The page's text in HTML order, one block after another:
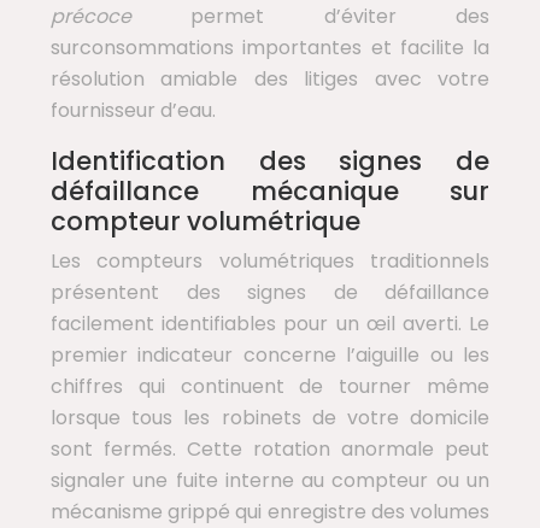
précoce permet d’éviter des
surconsommations importantes et facilite la
résolution amiable des litiges avec votre
fournisseur d’eau.
Identification des signes de
défaillance mécanique sur
compteur volumétrique
Les compteurs volumétriques traditionnels
présentent des signes de défaillance
facilement identifiables pour un œil averti. Le
premier indicateur concerne l’aiguille ou les
chiffres qui continuent de tourner même
lorsque tous les robinets de votre domicile
sont fermés. Cette rotation anormale peut
signaler une fuite interne au compteur ou un
mécanisme grippé qui enregistre des volumes